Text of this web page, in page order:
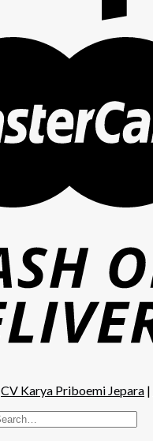
CV Karya Priboemi Jepara |